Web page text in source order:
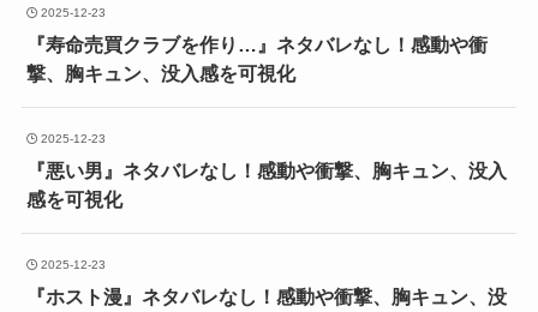
2025-12-23
『寿命売買クラブを作り…』ネタバレなし！感動や衝
撃、胸キュン、没入感を可視化
2025-12-23
『悪い男』ネタバレなし！感動や衝撃、胸キュン、没入
感を可視化
2025-12-23
『ホスト漫』ネタバレなし！感動や衝撃、胸キュン、没